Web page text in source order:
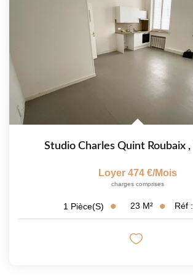
Studio Charles Quint Roubaix ,
Loyer 474 €/mois
charges comprises
1 Pièce(s) 23 M² Réf :